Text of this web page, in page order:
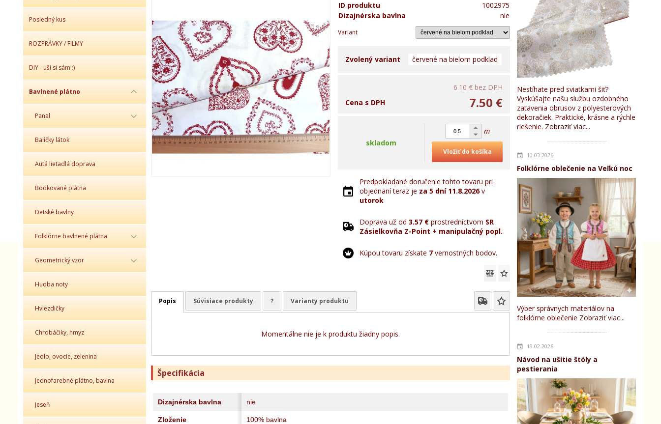
Posledný kus
ROZPRÁVKY / FILMY
DIY - uši si sám :)
Bavlnené plátno
Panel
Balíčky látok
Autá lietadlá doprava
Bodkované plátna
Detské bavlny
Folklórne bavlnené plátna
Geometrický vzor
Hudba noty
Hviezdičky
Chrobáčiky, hmyz
Jedlo, ovocie, zelenina
Jednofarebné plátno, bavlna
Jeseň
Nestíhate pred sviatkami šiť?
Vyskúšajte našu službu ozdobného
zatavenia obrusov z polyesterových
dekoračiek. Praktické, krásne a rýchle
riešenie. Zobraziť viac...
10.03.2026
Folklórne oblečenie na Veľkú noc
Výber správnych materiálov na
folklórne oblečenie Zobraziť viac...
19.02.2026
Návod na ušitie štóly a
pestierania
ID produktu
1002975
Dizajnérska bavlna
nie
Variant
Zvolený variant červené na bielom podklad
6.10 € bez DPH
7.50 €
Cena s DPH
skladom
m
Vložiť do košíka
Predpokladané doručenie tohto tovaru pri
objednaní teraz je za 5 dní 11.8.2026v
utorok
Doprava už od 3.57 € prostredníctvom SR
Zásielkovňa Z-Point + manipulačný popl.
Kúpou tovaru získate 7 vernostných bodov.
Popis Súvisiace produkty ? Varianty produktu
Momentálne nie je k produktu žiadny popis.
Špecifikácia
Dizajnérska bavlna nie
Zloženie 100% bavlna